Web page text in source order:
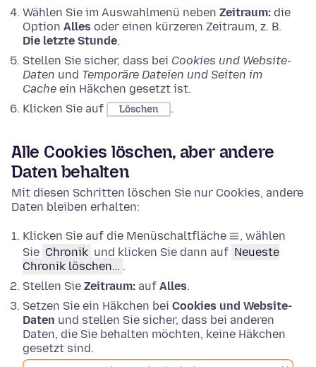
Wählen Sie im Auswahlmenü neben Zeitraum: die
Option Alles oder einen kürzeren Zeitraum, z. B.
Die letzte Stunde.
Stellen Sie sicher, dass bei Cookies und Website-
Daten und Temporäre Dateien und Seiten im
Cache ein Häkchen gesetzt ist.
Klicken Sie auf
Löschen .
Alle Cookies löschen, aber andere
Daten behalten
Mit diesen Schritten löschen Sie nur Cookies, andere
Daten bleiben erhalten:
Klicken Sie auf die Menüschaltfläche
, wählen
Sie Chronik und klicken Sie dann auf Neueste
Chronik löschen… .
Stellen Sie Zeitraum: auf Alles.
Setzen Sie ein Häkchen bei Cookies und Website-
Daten und stellen Sie sicher, dass bei anderen
Daten, die Sie behalten möchten, keine Häkchen
gesetzt sind.